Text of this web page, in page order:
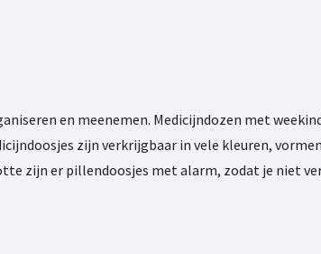
en meenemen. Medicijndozen met
zijn verkrijgbaar in vele kleuren,
zijn er pillendoosjes met alarm, zodat je niet